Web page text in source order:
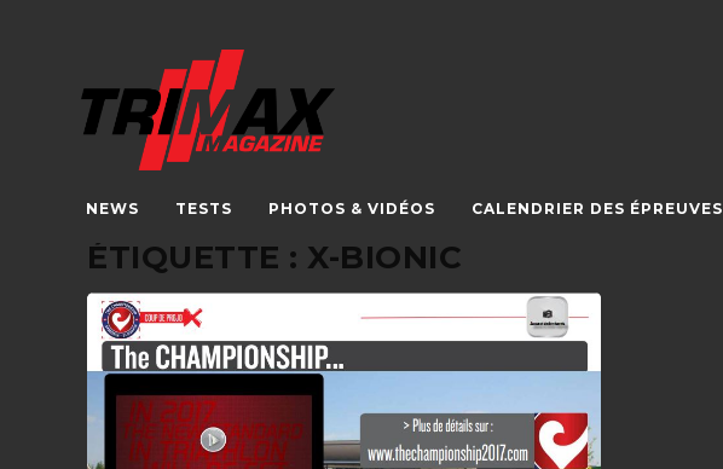
NEWS TESTS PHOTOS & VIDÉOS CALENDRIER DES ÉPREUVES
ÉTIQUETTE : X-BIONIC